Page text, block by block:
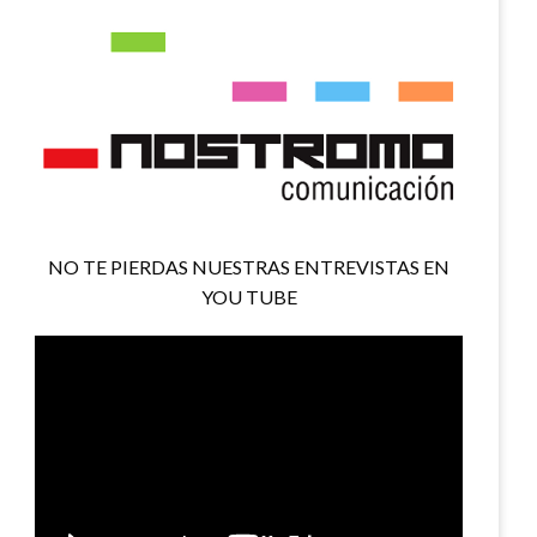
NO TE PIERDAS NUESTRAS ENTREVISTAS EN
YOU TUBE